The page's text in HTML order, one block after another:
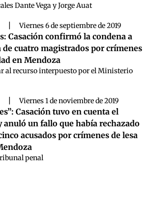
Dante Vega y Jorge Auat
Viernes 6 de septiembre de 2019
Casación confirmó la condena a
cuatro magistrados por crímenes
en Mendoza
al recurso interpuesto por el Ministerio
Viernes 1 de noviembre de 2019
Casación tuvo en cuenta el
anuló un fallo que había rechazado
acusados por crímenes de lesa
penal